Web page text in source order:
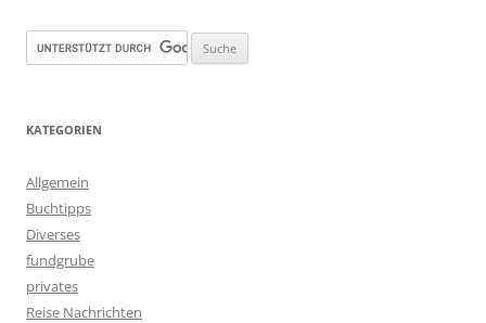
KATEGORIEN
Allgemein
Buchtipps
Diverses
fundgrube
privates
Reise Nachrichten